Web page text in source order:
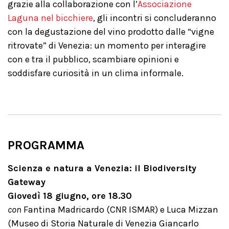
grazie alla collaborazione con l’Associazione
Laguna nel bicchiere, gli incontri si concluderanno
con la degustazione del vino prodotto dalle “vigne
ritrovate” di Venezia: un momento per interagire
con e tra il pubblico, scambiare opinioni e
soddisfare curiosità in un clima informale.
PROGRAMMA
Scienza e natura a Venezia: il Biodiversity
Gateway
Giovedì 18 giugno, ore 18.30
con Fantina Madricardo (CNR ISMAR) e Luca Mizzan
(Museo di Storia Naturale di Venezia Giancarlo